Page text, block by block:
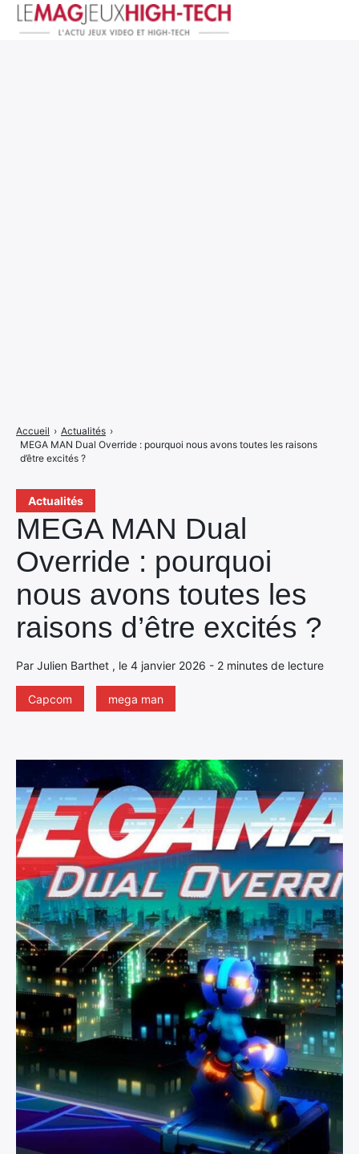
Actualités
MEGA MAN Dual
Override : pourquoi
nous avons toutes les
raisons d’être excités ?
Par Julien Barthet , le 4 janvier 2026 - 2 minutes de lecture
Capcom mega man
Accueil › Actualités ›
MEGA MAN Dual Override : pourquoi nous avons toutes les raisons
d’être excités ?